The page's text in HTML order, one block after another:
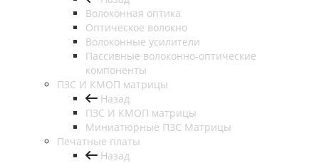
Волоконная оптика
Оптическое волокно
Волоконные усилители
Пассивные волоконно-оптические
компоненты
ПЗС И КМОП матрицы
Назад
ПЗС И КМОП матрицы
Миниатюрные ПЗС Матрицы
Печатные платы
Назад